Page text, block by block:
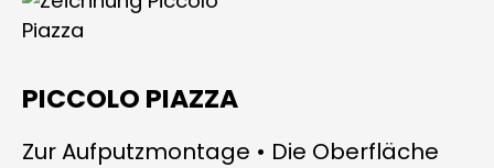
PICCOLO PIAZZA
Zur Aufputzmontage • Die Oberfläche